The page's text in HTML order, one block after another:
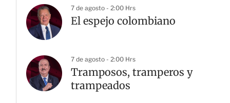
7 de agosto - 2:00 Hrs
El espejo colombiano
7 de agosto - 2:00 Hrs
Tramposos, tramperos y
trampeados